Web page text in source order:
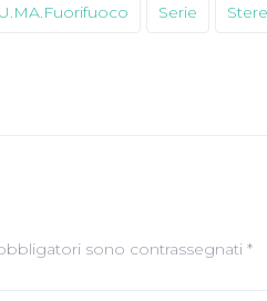
Serie
sono contrassegnati *